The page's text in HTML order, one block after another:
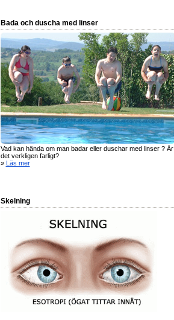
Bada och duscha med linser
Vad kan hända om man badar eller duschar med linser ? Är
det verkligen farligt?
» Läs mer
Skelning